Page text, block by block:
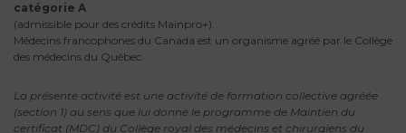
catégorie A
(admissible pour des crédits Mainpro+).
Médecins francophones du Canada est un organisme agréé par le Collège
des médecins du Québec.
La présente activité est une activité de formation collective agréée
(section 1) au sens que lui donne le programme de Maintien du
certificat (MDC) du Collège royal des médecins et chirurgiens du